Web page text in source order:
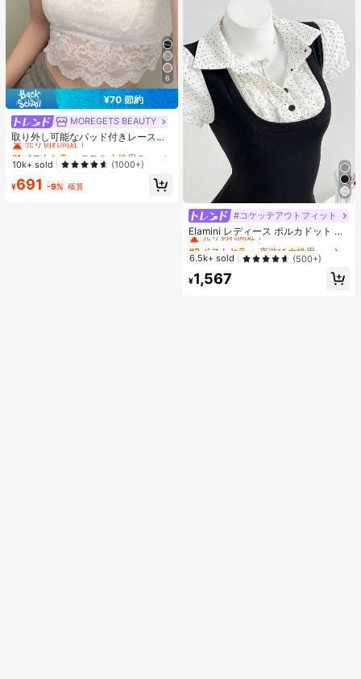
6
¥70 節約
MOREGETS BEAUTY
取り外し可能なパッド付きレースキ
ャミソール、多用途ノースリーブア
ンダーシャツ、女性向け、新学期、
クリスマス、春節、カジュアルホワ
イトサマー、シック&エレガント
#1 ベストセラー
モスク 女性用タンクトップ&キャミス
売り切れ間近！
#1 ベストセラー
売り切れ間近！
#1 ベストセラー
売り切れ間近！
#1 ベストセラー
売り切れ間近！
10k+ sold (1000+)
¥691 -9% 概算
#コケッテアウトフィット
Elamini レディース ポルカドット パ
ッチワーク レーストリム 配色 ウエ
スト ショートスリーブ トップス 夏
用
#2 ベストセラー
夜遊び 女性用ブラウス
売り切れ間近！
#2 ベストセラー
売り切れ間近！
#2 ベストセラー
売り切れ間近！
#2 ベストセラー
売り切れ間近！
6.5k+ sold (500+)
¥1,567